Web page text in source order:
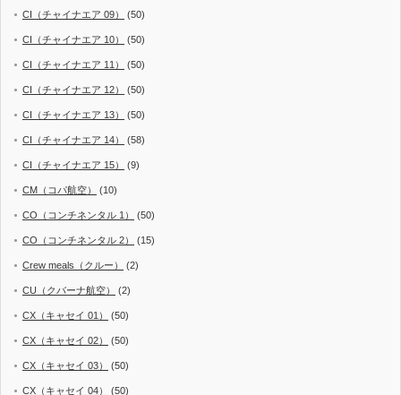
CI（チャイナエア 09） (50)
CI（チャイナエア 10） (50)
CI（チャイナエア 11） (50)
CI（チャイナエア 12） (50)
CI（チャイナエア 13） (50)
CI（チャイナエア 14） (58)
CI（チャイナエア 15） (9)
CM（コパ航空） (10)
CO（コンチネンタル 1） (50)
CO（コンチネンタル 2） (15)
Crew meals（クルー） (2)
CU（クバーナ航空） (2)
CX（キャセイ 01） (50)
CX（キャセイ 02） (50)
CX（キャセイ 03） (50)
CX（キャセイ 04） (50)